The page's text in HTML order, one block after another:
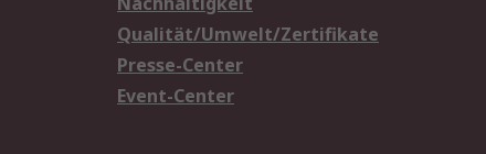
Qualität/Umwelt/Zertifikate
Presse-Center
Event-Center